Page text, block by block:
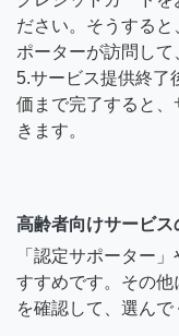
ださい。そうする
ポーターが訪問して
5.サービス提供終了
価まで完了すると
きます。
高齢者向けサービス
「認定サポーター
すすめです。その
を確認して、選んで